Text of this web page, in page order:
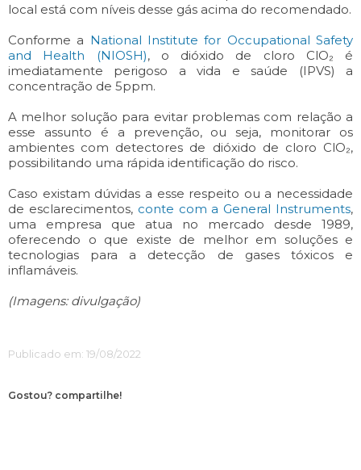
local está com níveis desse gás acima do recomendado.
Conforme a National Institute for Occupational Safety
and Health (NIOSH), o dióxido de cloro ClO₂ é
imediatamente perigoso a vida e saúde (IPVS) a
concentração de 5ppm.
A melhor solução para evitar problemas com relação a
esse assunto é a prevenção, ou seja, monitorar os
ambientes com detectores de dióxido de cloro ClO₂,
possibilitando uma rápida identificação do risco.
Caso existam dúvidas a esse respeito ou a necessidade
de esclarecimentos, conte com a General Instruments,
uma empresa que atua no mercado desde 1989,
oferecendo o que existe de melhor em soluções e
tecnologias para a detecção de gases tóxicos e
inflamáveis.
(Imagens: divulgação)
Publicado em: 19/08/2022
Gostou? compartilhe!